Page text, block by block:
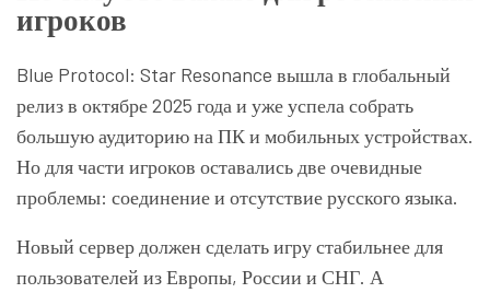
игроков
Blue Protocol: Star Resonance вышла в глобальный
релиз в октябре 2025 года и уже успела собрать
большую аудиторию на ПК и мобильных устройствах.
Но для части игроков оставались две очевидные
проблемы: соединение и отсутствие русского языка.
Новый сервер должен сделать игру стабильнее для
пользователей из Европы, России и СНГ. А